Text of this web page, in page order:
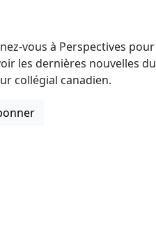
vous à Perspectives pour
les dernières nouvelles du
collégial canadien.